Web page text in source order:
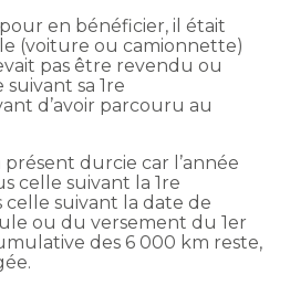
en bénéficier, il était
(voiture ou camionnette)
pas être revendu ou
sa 1re
d’avoir parcouru au
durcie car l’année
celle suivant la 1re
suivant la date de
ou du versement du 1er
des 6 000 km reste,